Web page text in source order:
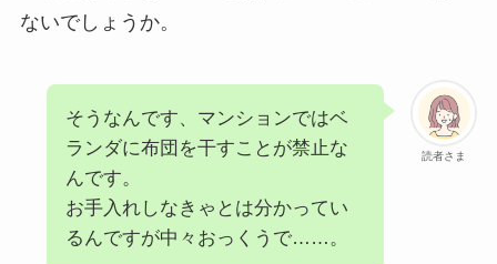
ないでしょうか。
読者さま
そうなんです、マンションではベ
ランダに布団を干すことが禁止な
んです。
お手入れしなきゃとは分かってい
るんですが中々おっくうで……。